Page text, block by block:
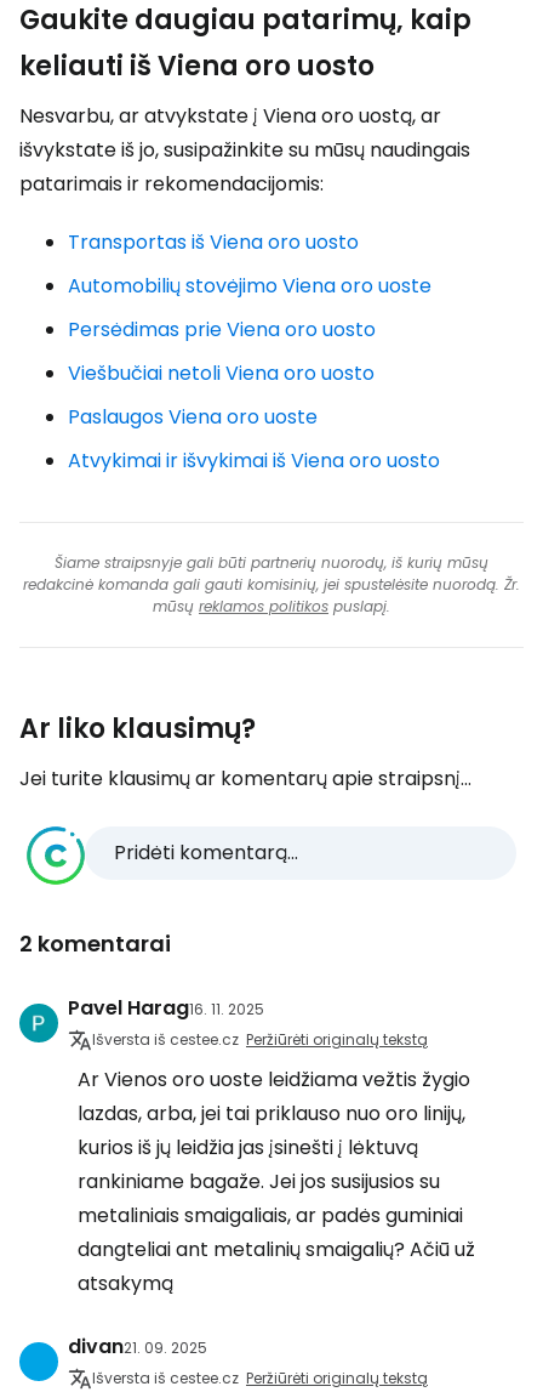
Gaukite daugiau patarimų, kaip
keliauti iš Viena oro uosto
Nesvarbu, ar atvykstate į Viena oro uostą, ar
išvykstate iš jo, susipažinkite su mūsų naudingais
patarimais ir rekomendacijomis:
Transportas iš Viena oro uosto
Automobilių stovėjimo Viena oro uoste
Persėdimas prie Viena oro uosto
Viešbučiai netoli Viena oro uosto
Paslaugos Viena oro uoste
Atvykimai ir išvykimai iš Viena oro uosto
Šiame straipsnyje gali būti partnerių nuorodų, iš kurių mūsų
redakcinė komanda gali gauti komisinių, jei spustelėsite nuorodą. Žr.
mūsų reklamos politikos puslapį.
Ar liko klausimų?
Jei turite klausimų ar komentarų apie straipsnį...
Pridėti komentarą...
2 komentarai
Pavel Harag16. 11. 2025
Išversta iš cestee.cz Peržiūrėti originalų tekstą
Ar Vienos oro uoste leidžiama vežtis žygio
lazdas, arba, jei tai priklauso nuo oro linijų,
kurios iš jų leidžia jas įsinešti į lėktuvą
rankiniame bagaže. Jei jos susijusios su
metaliniais smaigaliais, ar padės guminiai
dangteliai ant metalinių smaigalių? Ačiū už
atsakymą
divan21. 09. 2025
Išversta iš cestee.cz Peržiūrėti originalų tekstą